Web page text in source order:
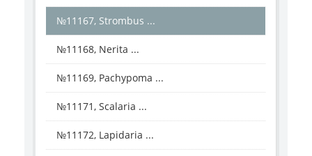
№11167, Strombus ...
№11168, Nerita ...
№11169, Pachypoma ...
№11171, Scalaria ...
№11172, Lapidaria ...